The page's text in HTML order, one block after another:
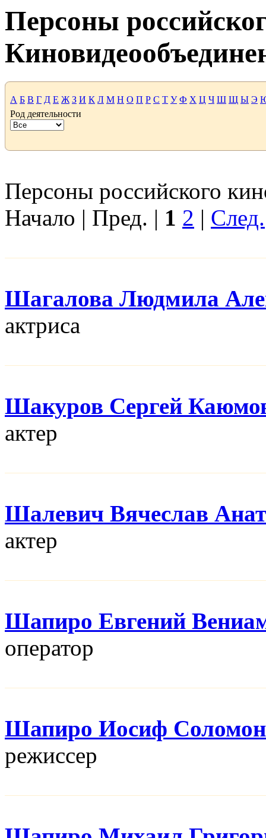
Персоны
А Б В Г Д Е Ж З И К Л М Н О П Р С Т У Ф Х Ц Ч Ш Щ Ы Э
Род деятельности
Персоны российского
Начало | Пред. | 1 2 | След.
Шагалова Людмила
актриса
Шакуров Сергей
актер
Шалевич Вячеслав
актер
Шапиро Евгений
оператор
Шапиро Иосиф
режисcер